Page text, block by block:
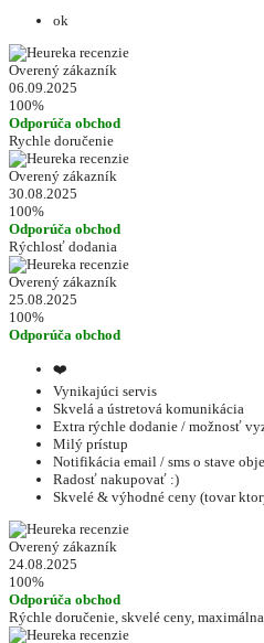
ok
Overený zákazník
06.09.2025
100%
Odporúča obchod
Rychle doručenie
Overený zákazník
30.08.2025
100%
Odporúča obchod
Rýchlosť dodania
Overený zákazník
25.08.2025
100%
Odporúča obchod
❤️
Vynikajúci servis
Skvelá a ústretová komunikácia
Extra rýchle dodanie / možnosť
Milý prístup
Notifikácia email / sms o stave
Radosť nakupovať :)
Skvelé & výhodné ceny (tovar
Overený zákazník
24.08.2025
100%
Odporúča obchod
Rýchle doručenie, skvelé ceny,